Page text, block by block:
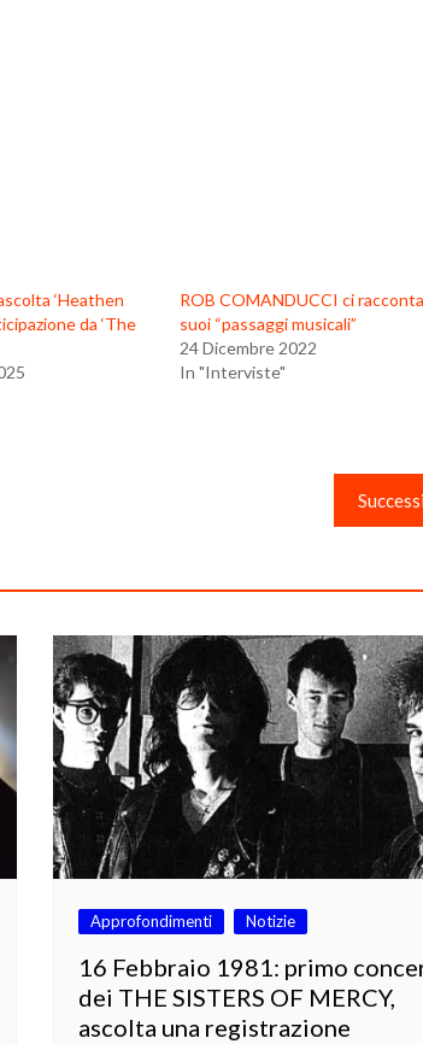
‘Heathen
da ‘The
ROB COMANDUCCI ci
suoi “passaggi musicali”
24 Dicembre 2022
In "Interviste"
Approfondimenti Notizie
16 Febbraio 1981: primo
dei THE SISTERS OF MERCY,
ascolta una registrazione